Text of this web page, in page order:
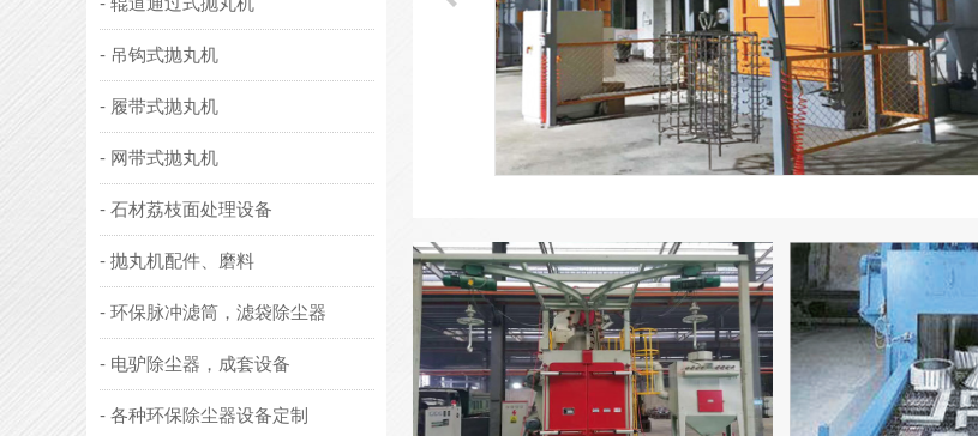
- 吊钩式抛丸机
- 履带式抛丸机
- 网带式抛丸机
- 石材荔枝面处理设备
- 抛丸机配件、磨料
- 环保脉冲滤筒，滤袋除尘器
- 电驴除尘器，成套设备
- 各种环保除尘器设备定制
其他污物的目的。室体全封闭结构，无弹丸飞溅现
象，自转装置实现工件在抛丸室内的正反转动,自动
或手动控制。 项目 Q376 Q378 Q379 Q3710
Q3720 Q3730 Q3740 Q3
+ 了解详情 +